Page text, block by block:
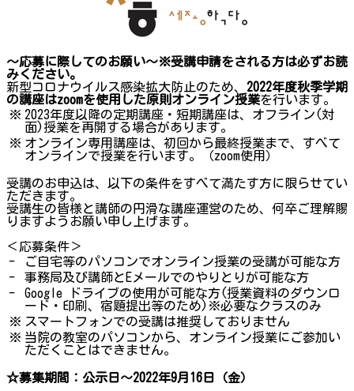
～応募に際してのお願い～※受講申請をされる方は必ずお読
みください。
新型コロナウイルス感染拡大防止のため、 2022年度秋季学期
の講座はzoomを使用した原則オンライン授業を行います。
※ 2023年度以降の定期講座・短期講座は、オフライン(対
面)授業を再開する場合があります。
※ オンライン専用講座は、初回から最終授業まで、すべて
オンラインで授業を行います。（zoom使用）
受講のお申込は、以下の条件をすべて満たす方に限らせてい
ただきます。
受講生の皆様と講師の円滑な講座運営のため、何卒ご理解賜
りますようお願い申し上げます。
＜応募条件＞
-
ご自宅等のパソコンでオンライン授業の受講が可能な方
-
事務局及び講師とEメールでのやりとりが可能な方
-
Google ドライブの使用が可能な方(授業資料のダウンロ
ード・印刷、宿題提出等のため)※必要なクラスのみ
※ スマートフォンでの受講は推奨しておりません
※ 当院の教室のパソコンから、オンライン授業にご参加い
ただくことはできません。
☆募集期間：公示日～2022年9月16日（金）